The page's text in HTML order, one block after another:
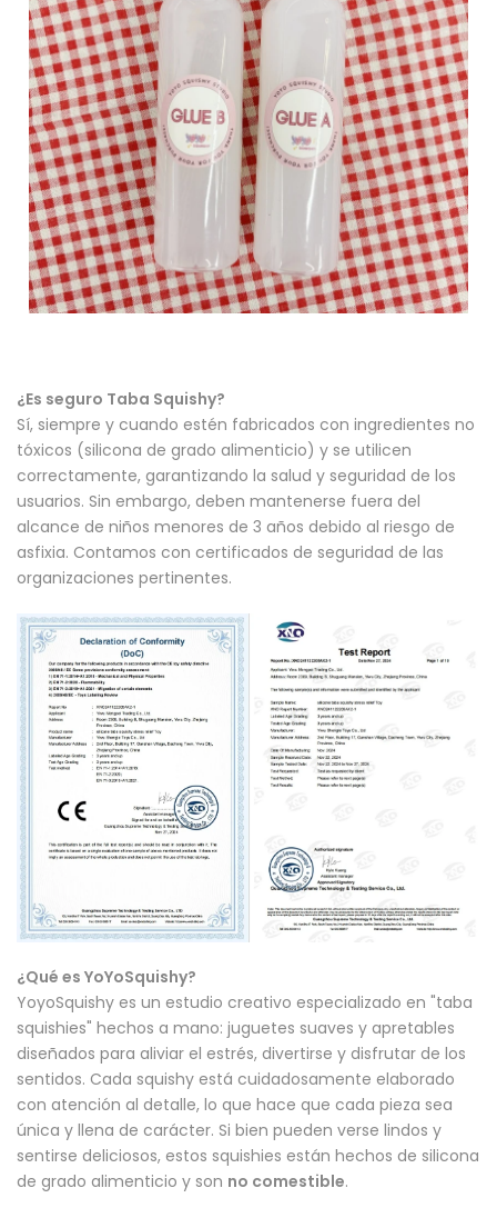
¿Es seguro Taba Squishy?
Sí, siempre y cuando estén fabricados con ingredientes no
tóxicos (silicona de grado alimenticio) y se utilicen
correctamente, garantizando la salud y seguridad de los
usuarios. Sin embargo, deben mantenerse fuera del
alcance de niños menores de 3 años debido al riesgo de
asfixia. Contamos con certificados de seguridad de las
organizaciones pertinentes.
¿Qué es YoYoSquishy?
YoyoSquishy es un estudio creativo especializado en "taba
squishies" hechos a mano: juguetes suaves y apretables
diseñados para aliviar el estrés, divertirse y disfrutar de los
sentidos. Cada squishy está cuidadosamente elaborado
con atención al detalle, lo que hace que cada pieza sea
única y llena de carácter. Si bien pueden verse lindos y
sentirse deliciosos, estos squishies están hechos de silicona
de grado alimenticio y son no comestible.